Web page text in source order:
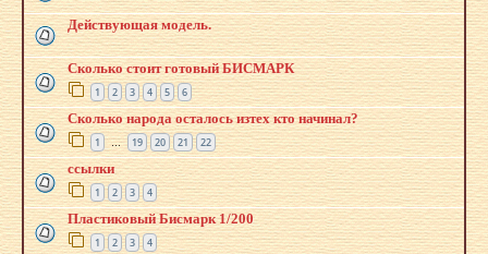
Действующая модель.
Сколько стоит готовый БИСМАРК
1 2 3 4 5 6
Сколько народа осталось изтех кто начинал?
1 … 19 20 21 22
ссылки
1 2 3 4
Пластиковый Бисмарк 1/200
1 2 3 4